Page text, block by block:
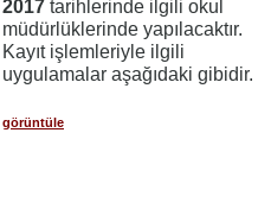
2017 tarihlerinde ilgili okul
müdürlüklerinde yapılacaktır.
Kayıt işlemleriyle ilgili
uygulamalar aşağıdaki gibidir.
görüntüle